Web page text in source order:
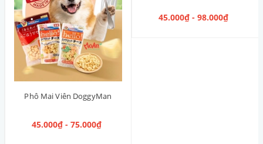
Phô Mai Viên DoggyMan
45.000₫ - 75.000₫
45.000₫ - 98.000₫